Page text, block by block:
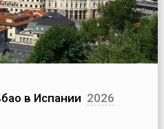
в Испании 2026